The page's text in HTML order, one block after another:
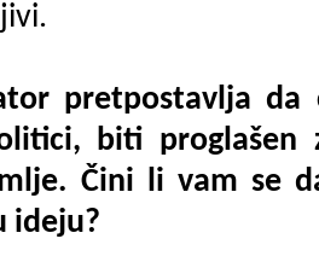
pretpostavlja da
biti proglašen
Čini li vam se
ideju?